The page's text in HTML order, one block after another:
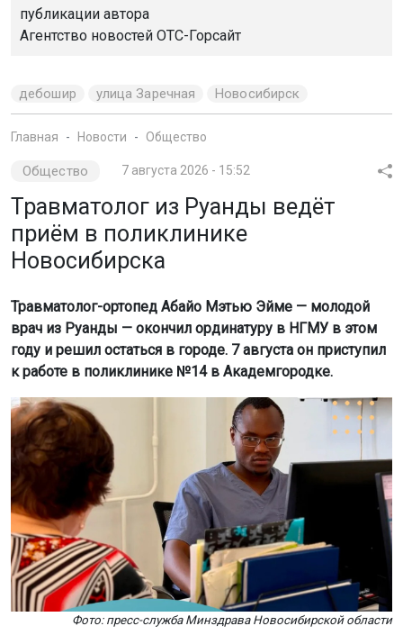
публикации автора
Агентство новостей ОТС-Горсайт
дебошир улица Заречная Новосибирск
Главная Новости Общество
Общество 7 августа 2026 - 15:52
Травматолог из Руанды ведёт
приём в поликлинике
Новосибирска
Травматолог-ортопед Абайо Мэтью Эйме — молодой
врач из Руанды — окончил ординатуру в НГМУ в этом
году и решил остаться в городе. 7 августа он приступил
к работе в поликлинике №14 в Академгородке.
Фото: пресс-служба Минздрава Новосибирской области